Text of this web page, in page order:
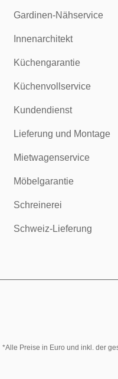
Gardinen-Nähservice
Innenarchitekt
Küchengarantie
Küchenvollservice
Kundendienst
Lieferung und Montage
Mietwagenservice
Möbelgarantie
Schreinerei
Schweiz-Lieferung
*Alle Preise in Euro und inkl. der